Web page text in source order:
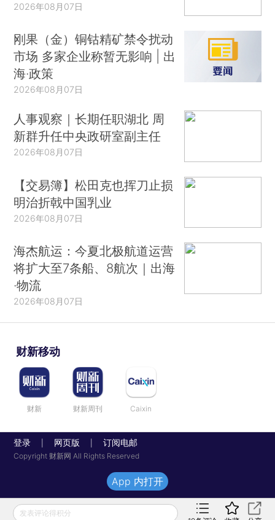
2026年08月07日
刚果（金）铜钴精矿禁令扰动
市场 多家企业称暂无影响 | 出
海·政策
2026年08月07日
人事观察｜长期任职湖北 周
新群升任中央政研室副主任
2026年08月07日
【交易簿】松田克也挥刀止损
明治折戟中国乳业
2026年08月07日
海杰航运：今夏北极航道运营
将扩大至7条船、8航次｜出海
·物流
2026年08月07日
财新移动
财新 财新周刊 Caixin
登录 网页版 订阅电邮
Copyright 财新网 All Rights Reserved
发表评论得积分
App 内打开